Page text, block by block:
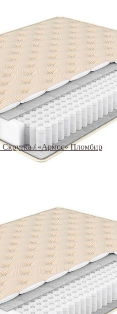
Скрутка / «Армос» Пломбир